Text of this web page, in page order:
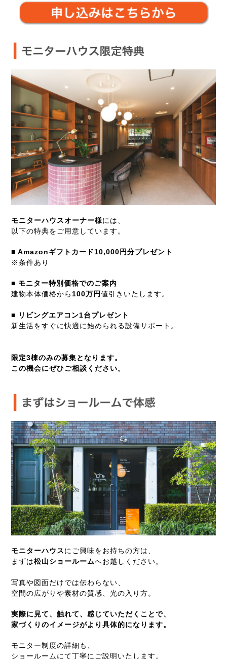
モニターハウスオーナー様には、
以下の特典をご用意しています。
■ Amazonギフトカード10,000円分プレゼント
※条件あり
■ モニター特別価格でのご案内
建物本体価格から100万円値引きいたします。
■ リビングエアコン1台プレゼント
新生活をすぐに快適に始められる設備サポート。
限定3棟のみの募集となります。
この機会にぜひご相談ください。
モニターハウスにご興味をお持ちの方は、
まずは松山ショールームへお越しください。
写真や図面だけでは伝わらない、
空間の広がりや素材の質感、光の入り方。
実際に見て、触れて、感じていただくことで、
家づくりのイメージがより具体的になります。
モニター制度の詳細も、
ショールームにて丁寧にご説明いたします。